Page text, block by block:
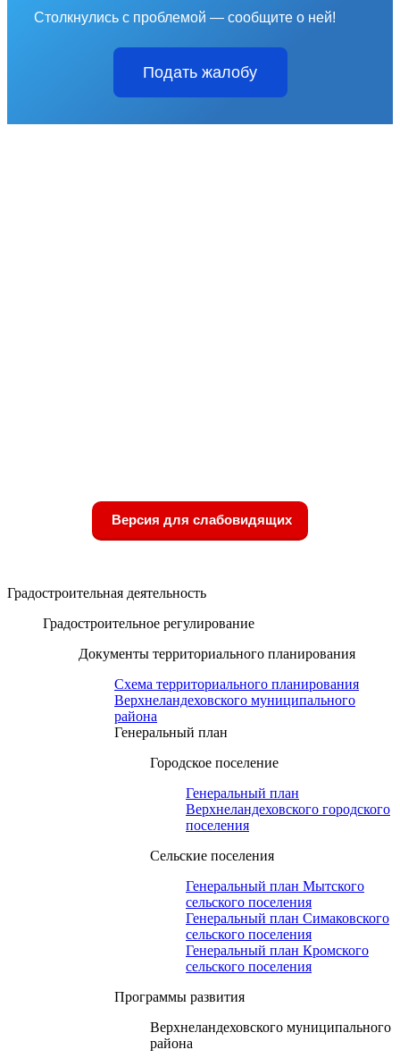
Столкнулись с проблемой — сообщите о ней!
Подать жалобу
Версия для слабовидящих
Градостроительная деятельность
Градостроительное регулирование
Документы территориального планирования
Схема территориального планирования
Верхнеландеховского муниципального
района
Генеральный план
Городское поселение
Генеральный план
Верхнеландеховского городского
поселения
Сельские поселения
Генеральный план Мытского
сельского поселения
Генеральный план Симаковского
сельского поселения
Генеральный план Кромского
сельского поселения
Программы развития
Верхнеландеховского муниципального
района